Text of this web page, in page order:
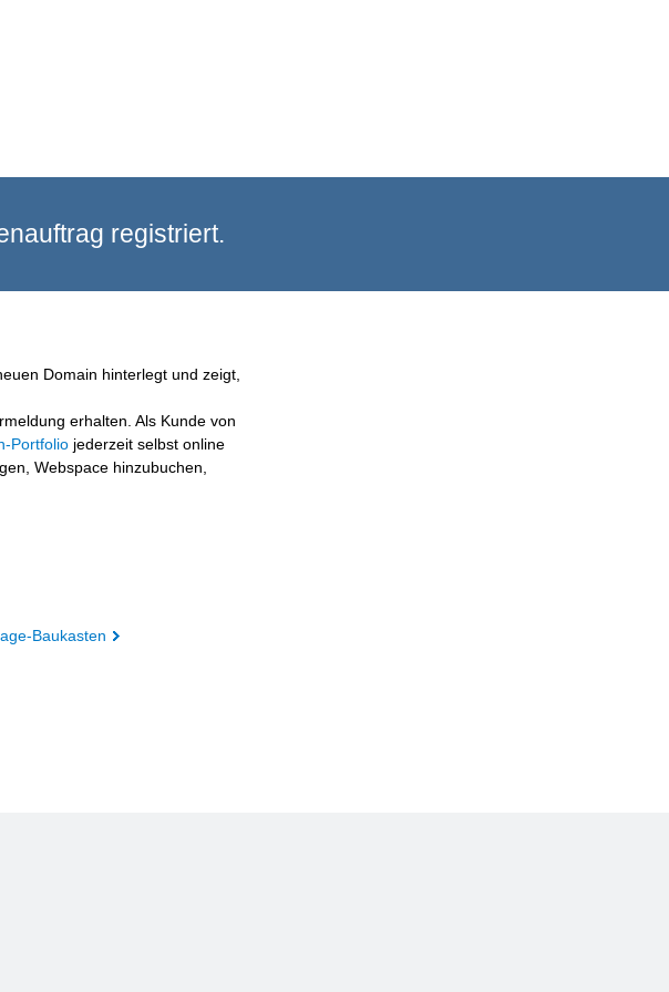
registriert.
Domain hinterlegt und zeigt,
erhalten. Als Kunde von
Portfolio jederzeit selbst online
Webspace hinzubuchen,
Baukasten